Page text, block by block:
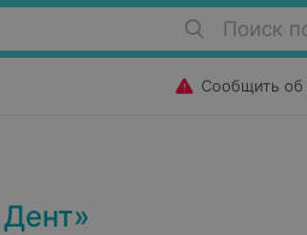
Поиск
Сообщить